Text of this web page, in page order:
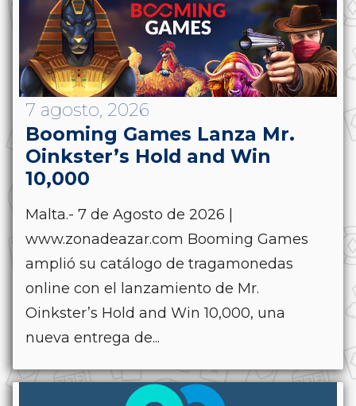
7 agosto, 2026
Booming Games Lanza Mr.
Oinkster’s Hold and Win
10,000
Malta.- 7 de Agosto de 2026 |
www.zonadeazar.com Booming Games
amplió su catálogo de tragamonedas
online con el lanzamiento de Mr.
Oinkster’s Hold and Win 10,000, una
nueva entrega de...